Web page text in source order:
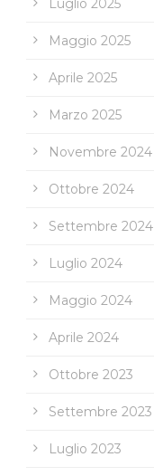
Maggio 2025
Aprile 2025
Marzo 2025
Novembre 2024
Ottobre 2024
Settembre 2024
Luglio 2024
Maggio 2024
Aprile 2024
Ottobre 2023
Settembre 2023
Luglio 2023